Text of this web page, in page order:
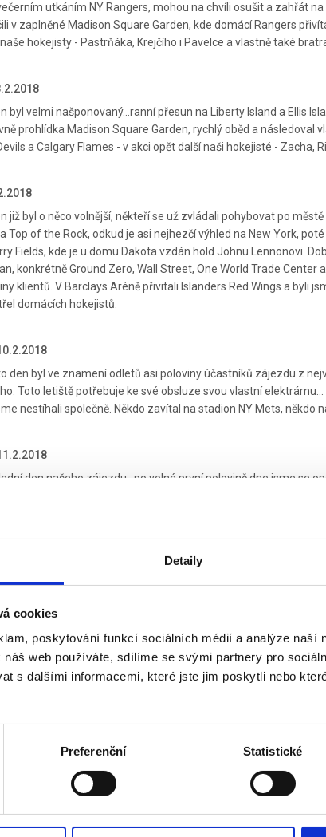
Detaily
cookies
poskytování funkcí sociálních médií a analýze naší
web používáte, sdílíme se svými partnery pro
s dalšími informacemi, které jste jim poskytli nebo
Preferenční Statistické
utkáním NY Rangers, mohou na chvíli osušit a zahřát
v zaplněné Madison Square Garden, kde domácí Rangers
hokejisty - Pastrňáka, Krejčího i Pavelce a vlastně také
byl velmi našponovaný...ranní přesun na Liberty Island a Ellis
prohlídka Madison Square Garden, rychlý oběd a následoval
a Calgary Flames - v akci opět další naši hokejisté - Zacha,
již byl o něco volnější, někteří se už zvládali pohybovat po
Top of the Rock, odkud je asi nejhezčí výhled na New York,
Fields, kde je u domu Dakota vzdán hold Johnu Lennonovi.
konkrétně Ground Zero, Wall Street, One World Trade
klientů. V Barclays Aréně přivitali Islanders Red Wings a byli
domácích hokejistů.
den byl ve znamení odletů asi poloviny účastníků zájezdu z
Toto letiště potřebuje ke své obsluze svou vlastní
nestíhali společně. Někdo zavítal na stadion NY Mets, někdo
den našeho zájezdu...po volné první polovině dne jsme se
Calgary Flames, nutno podotknout, že úspěšně. Opět jsme
kontextu jsme vlastně viděli všechny české i slovenské
den byl opět ve znamení odletů. Klienti, odlétající až večer,
článku
ve Stockholmu 2023 Nové podpisy v NHL
světa